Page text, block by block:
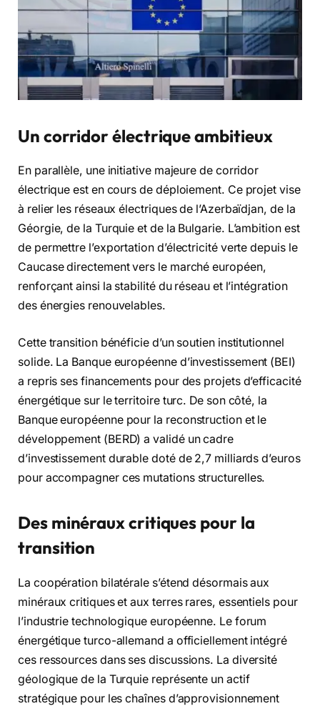
Un corridor électrique ambitieux
En parallèle, une initiative majeure de corridor
électrique est en cours de déploiement. Ce projet vise
à relier les réseaux électriques de l’Azerbaïdjan, de la
Géorgie, de la Turquie et de la Bulgarie. L’ambition est
de permettre l’exportation d’électricité verte depuis le
Caucase directement vers le marché européen,
renforçant ainsi la stabilité du réseau et l’intégration
des énergies renouvelables.
Cette transition bénéficie d’un soutien institutionnel
solide. La Banque européenne d’investissement (BEI)
a repris ses financements pour des projets d’efficacité
énergétique sur le territoire turc. De son côté, la
Banque européenne pour la reconstruction et le
développement (BERD) a validé un cadre
d’investissement durable doté de 2,7 milliards d’euros
pour accompagner ces mutations structurelles.
Des minéraux critiques pour la
transition
La coopération bilatérale s’étend désormais aux
minéraux critiques et aux terres rares, essentiels pour
l’industrie technologique européenne. Le forum
énergétique turco-allemand a officiellement intégré
ces ressources dans ses discussions. La diversité
géologique de la Turquie représente un actif
stratégique pour les chaînes d’approvisionnement